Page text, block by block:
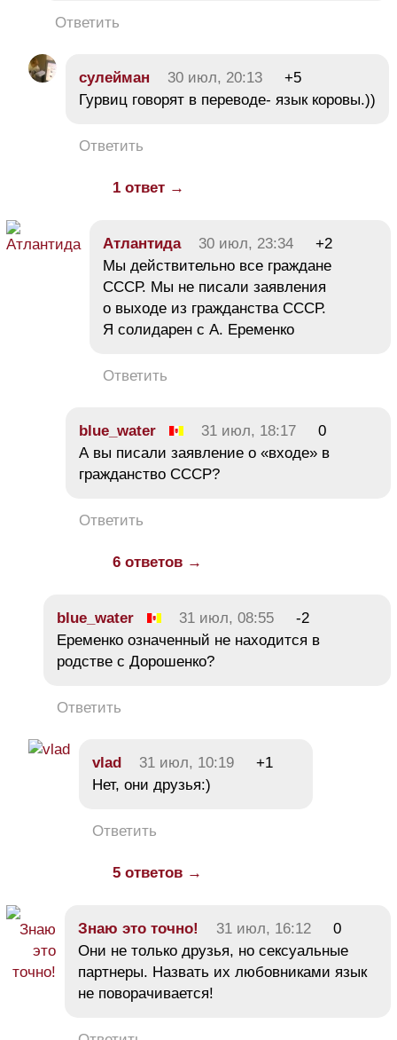
Ответить
сулейман 30 июл, 20:13
+5
Гурвиц говорят в переводе- язык коровы.))
Ответить
1 ответ →
Атлантида 30 июл, 23:34
+2
Мы действительно все граждане
СССР. Мы не писали заявления
о выходе из гражданства СССР.
Я солидарен с А. Еременко
Ответить
blue_water 31 июл, 18:17
0
А вы писали заявление о «входе» в
гражданство СССР?
Ответить
6 ответов →
blue_water 31 июл, 08:55
-2
Еременко означенный не находится в
родстве с Дорошенко?
Ответить
vlad 31 июл, 10:19
+1
Нет, они друзья:)
Ответить
5 ответов →
Знаю это точно! 31 июл, 16:12
0
Они не только друзья, но сексуальные
партнеры. Назвать их любовниками язык
не поворачивается!